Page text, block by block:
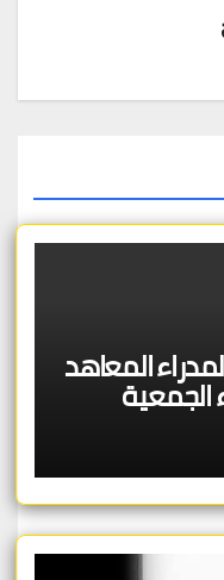
المعاهد
الجمعية
لمؤسسات